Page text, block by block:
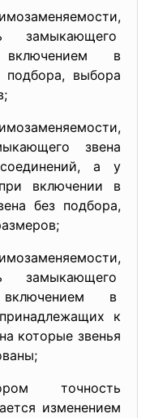
замыкающего
включением в
выбора
звена
а у
включении в
без подбора,
замыкающего
включением в
к
которые звенья
точность
изменением